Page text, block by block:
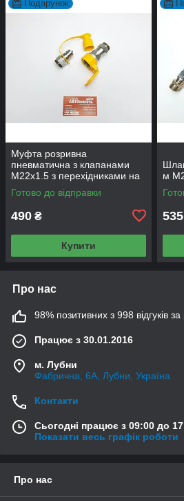
Подарунок
Муфта розривна
пневматична з клапанами
М22х1.5 з перехідниками на
М16x1.5
Готово до відправки
490 ₴
Купити
м
535
Про нас
98% позитивних з 998 відгуків за
Працює з 30.01.2016
м. Лубни
Фабрична, 6А, Лубни, Україна
Контакти
Сьогодні працює з 09:00 до
Показати весь графік роботи
Про нас